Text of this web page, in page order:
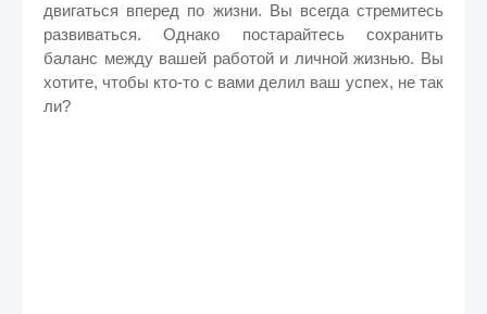
двигаться вперед по жизни. Вы всегда стремитесь
развиваться. Однако постарайтесь сохранить
баланс между вашей работой и личной жизнью. Вы
хотите, чтобы кто-то с вами делил ваш успех, не так
ли?